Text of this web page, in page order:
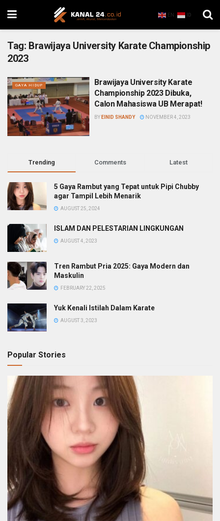
EN ID
Tag: Brawijaya University Karate Championship
2023
GAYA HIDUP
Brawijaya University Karate
Championship 2023 Dibuka,
Calon Mahasiswa UB Merapat!
BY EINID SHANDY NOVEMBER 4, 2023
Trending Comments Latest
5 Gaya Rambut yang Tepat untuk Pipi Chubby
agar Tampil Lebih Menarik
AUGUST 25, 2024
ISLAM DAN PELESTARIAN LINGKUNGAN
AUGUST 4, 2023
Tren Rambut Pria 2025: Gaya Modern dan
Maskulin
FEBRUARY 22, 2025
Yuk Kenali Istilah Dalam Karate
AUGUST 3, 2023
Popular Stories